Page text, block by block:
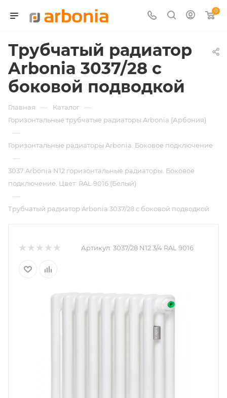
0
Трубчатый радиатор
Arbonia 3037/28 с
боковой подводкой
Главная — Каталог —
Горизонтальные трубчатые радиаторы Arbonia (Арбония)
—
Горизонтальные радиаторы Arbonia. Боковое подключение
—
3037 Arbonia N12 горизонтальные радиаторы. Боковое
подключение. Цвет: RAL 9016 (Белый)
—
Трубчатый радиатор Arbonia 3037/28 с боковой подводкой
Артикул: 3037/28 N12 3/4 RAL 9016